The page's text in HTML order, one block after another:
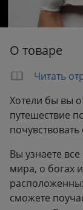
О товаре
Читать
Хотели бы вы
путешествие
Вы узнаете
мира, о богах
сможете